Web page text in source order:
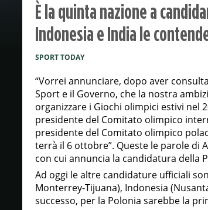
È la quinta nazione a
Indonesia e India le
SPORT TODAY
“Vorrei annunciare, dopo aver
Sport e il Governo, che la nostra
organizzare i Giochi olimpici estivi
presidente del Comitato olimpico
presidente del Comitato olimpico
terrà il 6 ottobre”. Queste le parole di
con cui annuncia la candidatura della
Ad oggi le altre candidature ufficiali
Monterrey-Tijuana), Indonesia
successo, per la Polonia sarebbe la